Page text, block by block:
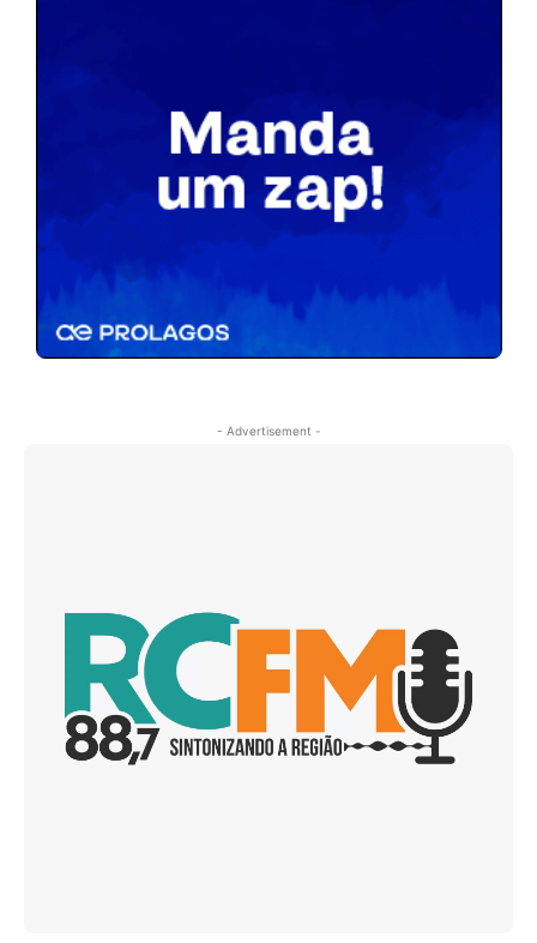
- Advertisement -